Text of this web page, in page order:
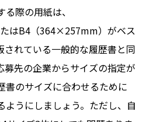
際の用紙は、
はB4（364×257mm）がベス
されている一般的な履歴書と同
募先の企業からサイズの指定が
書のサイズに合わせるために
ようにしましょう。ただし、自